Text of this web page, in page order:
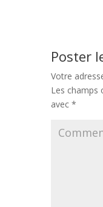
Poster
Votre
Les champs
avec *